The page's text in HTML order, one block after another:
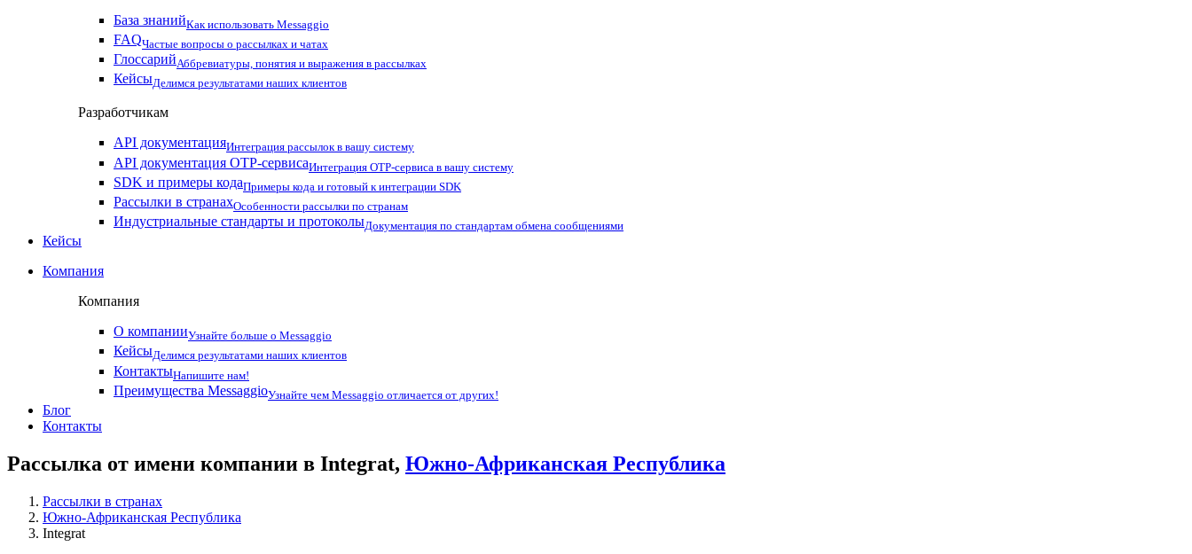
База знанийКак использовать Messaggio
FAQЧастые вопросы о рассылках и чатах
ГлоссарийАббревиатуры, понятия и выражения в рассылках
КейсыДелимся результатами наших клиентов
Разработчикам
API документацияИнтеграция рассылок в вашу систему
API документация OTP-сервисаИнтеграция OTP-сервиса в вашу систему
SDK и примеры кодаПримеры кода и готовый к интеграции SDK
Рассылки в странахОсобенности рассылки по странам
Индустриальные стандарты и протоколыДокументация по стандартам обмена сообщениями
Кейсы
Компания
Компания
О компанииУзнайте больше о Messaggio
КейсыДелимся результатами наших клиентов
КонтактыНапишите нам!
Преимущества MessaggioУзнайте чем Messaggio отличается от других!
Блог
Контакты
Рассылка от имени компании в Integrat, Южно-Африканская Республика
Рассылки в странах
Южно-Африканская Республика
Integrat